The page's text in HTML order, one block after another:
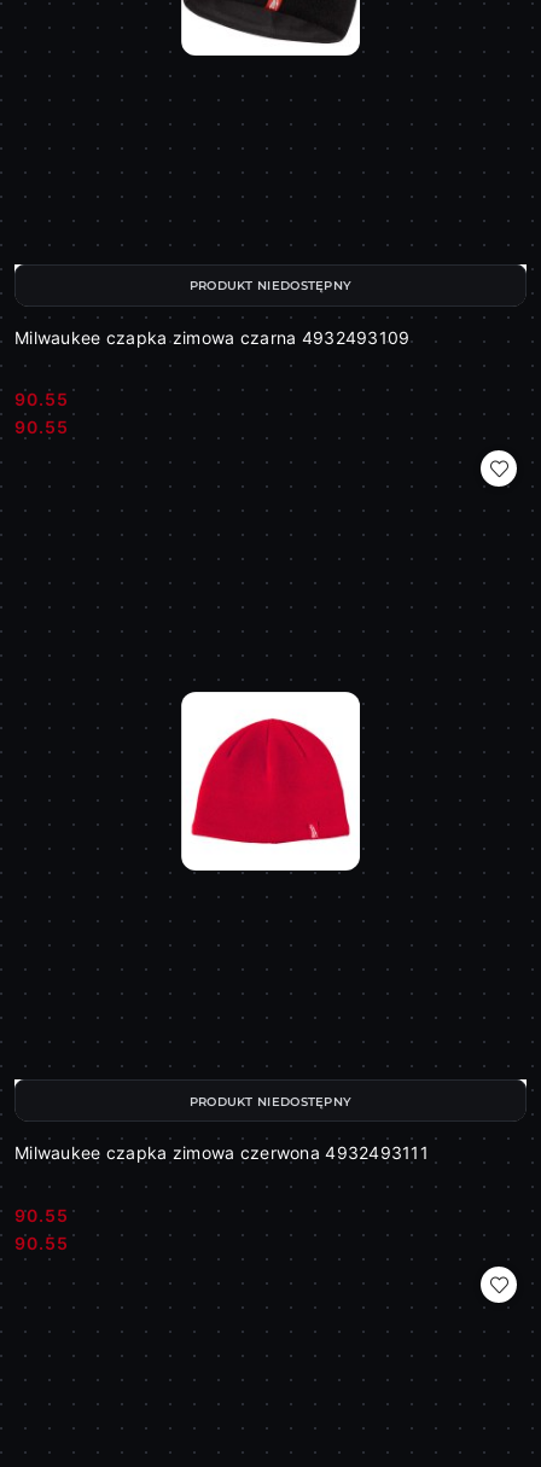
Milwaukee czapka zimowa czarna 4932493109
Cena:
90.55
Cena:
90.55
PRODUKT NIEDOSTĘPNY
Milwaukee czapka zimowa czerwona 4932493111
Cena:
90.55
Cena:
90.55
PRODUKT NIEDOSTĘPNY